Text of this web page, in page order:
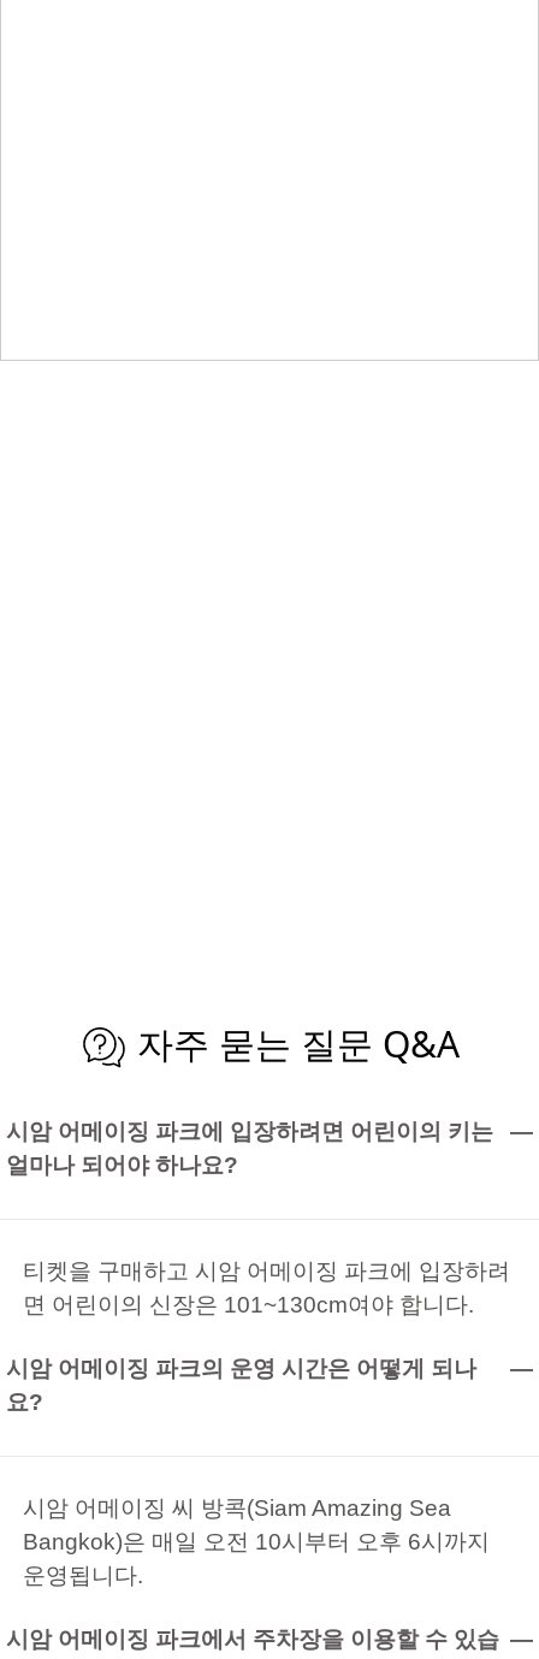
자주 묻는 질문 Q&A
시암 어메이징 파크에 입장하려면 어린이의 키는
얼마나 되어야 하나요?
티켓을 구매하고 시암 어메이징 파크에 입장하려
면 어린이의 신장은 101~130cm여야 합니다.
시암 어메이징 파크의 운영 시간은 어떻게 되나
요?
시암 어메이징 씨 방콕(Siam Amazing Sea
Bangkok)은 매일 오전 10시부터 오후 6시까지
운영됩니다.
시암 어메이징 파크에서 주차장을 이용할 수 있습